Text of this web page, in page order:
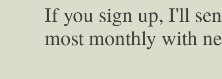
If you sign up, I'll
most monthly with